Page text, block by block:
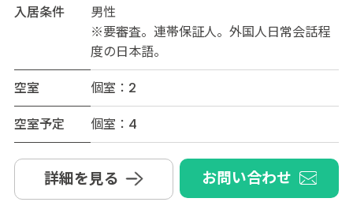
入居条件
男性
※要審査。連帯保証人。外国人日常会話程
度の日本語。
空室
個室：2
空室予定
個室：4
詳細を見る お問い合わせ